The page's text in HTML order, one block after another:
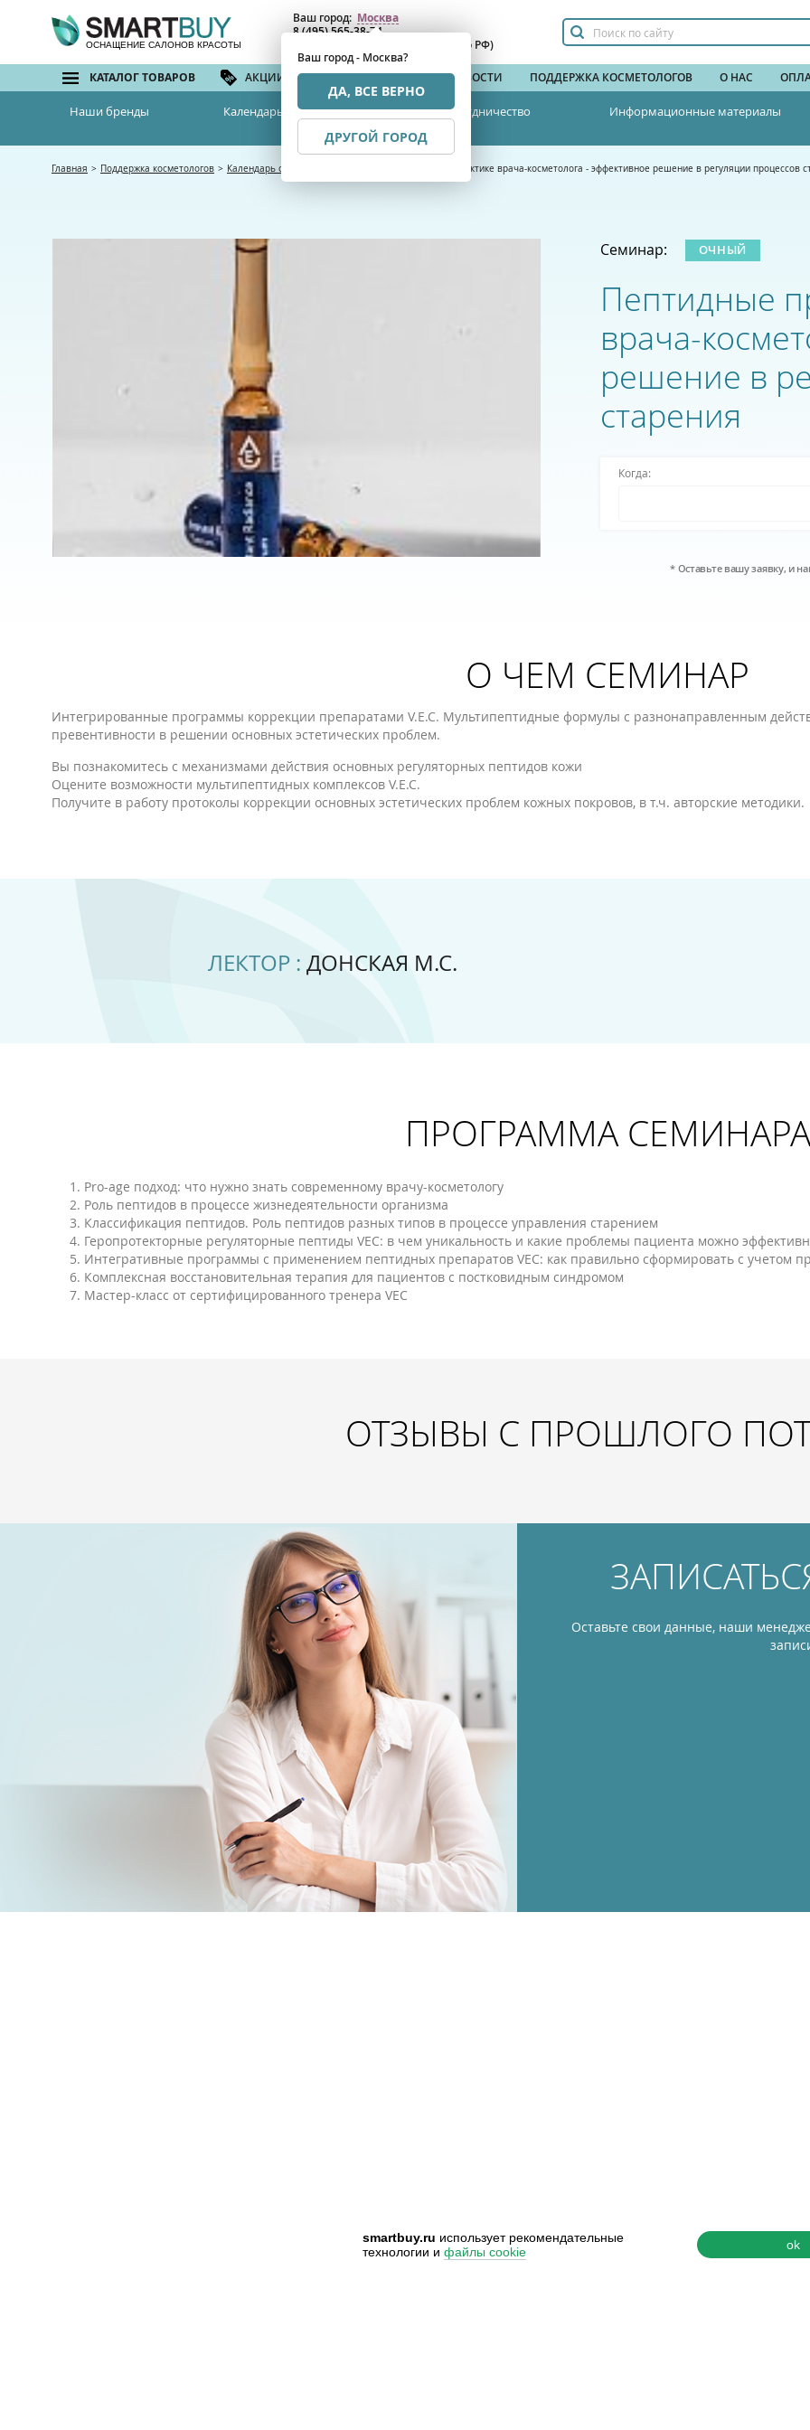
ОСНАЩЕНИЕ САЛОНОВ КРАСОТЫ
Ваш город: Москва
Ваш город - Москва?
ДА, ВСЕ ВЕРНО
ДРУГОЙ ГОРОД
8 (495) 565-38-74
(бесплатный по РФ)
КАТАЛОГ ТОВАРОВ АКЦИИ И СКИДКИ БРЕНДЫ НОВОСТИ ПОДДЕРЖКА КОСМЕТОЛОГОВ О НАС
Наши бренды Календарь семинаров Сотрудничество Информационные материалы
Главная > Поддержка косметологов > Календарь семинаров Пептидные препараты в практике врача-косметолога - эффективное решение в регуляции процессов
Семинар: ОЧНЫЙ
Пептидные
врача-
решение в
старения
Когда:
* Оставьте вашу заявку, и
О ЧЕМ СЕМИНАР
Интегрированные программы коррекции препаратами V.E.C. Мультипептидные формулы с разнонаправленным
превентивности в решении основных эстетических проблем.
Вы познакомитесь с механизмами действия основных регуляторных пептидов кожи
Оцените возможности мультипептидных комплексов V.E.C.
Получите в работу протоколы коррекции основных эстетических проблем кожных покровов, в т.ч. авторские методики.
ЛЕКТОР : ДОНСКАЯ М.С.
ПРОГРАММА СЕМИНАРА
1. Pro-age подход: что нужно знать современному врачу-косметологу
2. Роль пептидов в процессе жизнедеятельности организма
3. Классификация пептидов. Роль пептидов разных типов в процессе управления старением
4. Геропротекторные регуляторные пептиды VEC: в чем уникальность и какие проблемы пациента можно
5. Интегративные программы с применением пептидных препаратов VEC: как правильно сформировать с учетом
6. Комплексная восстановительная терапия для пациентов с постковидным синдромом
7. Мастер-класс от сертифицированного тренера VEC
ОТЗЫВЫ С ПРОШЛОГО
Оставьте свои данные, наши
smartbuy.ru использует рекомендательные
технологии и файлы cookie ok